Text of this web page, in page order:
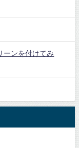
ーンを付けてみ